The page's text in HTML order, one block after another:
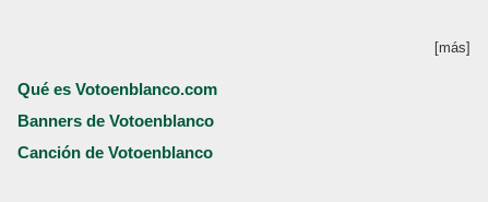
[más]
Qué es Votoenblanco.com
Banners de Votoenblanco
Canción de Votoenblanco